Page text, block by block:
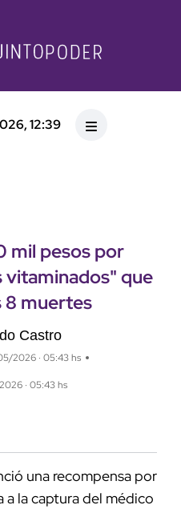
12:39
mil pesos por
vitaminados" que
8 muertes
Castro
2026 · 05:43 hs
· 05:43 hs
una recompensa por
la captura del médico